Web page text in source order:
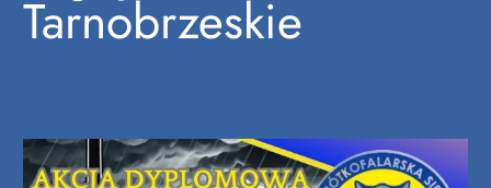
Tarnobrzeskie